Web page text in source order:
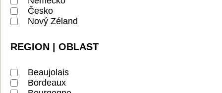
Česko
Nový Zéland
REGION | OBLAST
Beaujolais
Bordeaux